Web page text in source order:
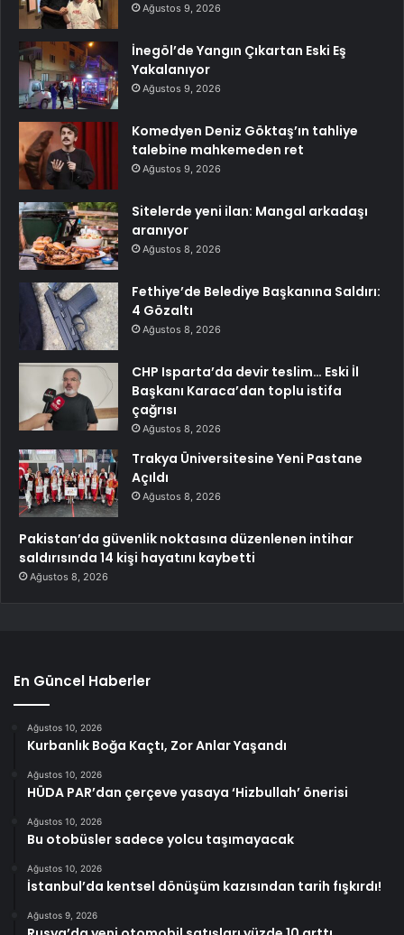
Ağustos 9, 2026
İnegöl’de Yangın Çıkartan Eski Eş
Yakalanıyor
Ağustos 9, 2026
Komedyen Deniz Göktaş’ın tahliye
talebine mahkemeden ret
Ağustos 9, 2026
Sitelerde yeni ilan: Mangal arkadaşı
aranıyor
Ağustos 8, 2026
Fethiye’de Belediye Başkanına Saldırı:
4 Gözaltı
Ağustos 8, 2026
CHP Isparta’da devir teslim… Eski İl
Başkanı Karaca’dan toplu istifa
çağrısı
Ağustos 8, 2026
Trakya Üniversitesine Yeni Pastane
Açıldı
Ağustos 8, 2026
Pakistan’da güvenlik noktasına düzenlenen intihar
saldırısında 14 kişi hayatını kaybetti
Ağustos 8, 2026
En Güncel Haberler
Ağustos 10, 2026
Kurbanlık Boğa Kaçtı, Zor Anlar Yaşandı
Ağustos 10, 2026
HÜDA PAR’dan çerçeve yasaya ‘Hizbullah’ önerisi
Ağustos 10, 2026
Bu otobüsler sadece yolcu taşımayacak
Ağustos 10, 2026
İstanbul’da kentsel dönüşüm kazısından tarih fışkırdı!
Ağustos 9, 2026